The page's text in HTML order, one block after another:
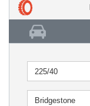
225/40
Bridgestone